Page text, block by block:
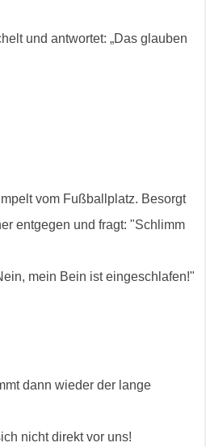
und antwortet: „Das glauben
vom Fußballplatz. Besorgt
entgegen und fragt: "Schlimm
mein Bein ist eingeschlafen!"
dann wieder der lange
nicht direkt vor uns!